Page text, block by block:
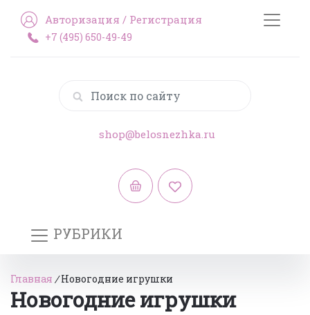
Авторизация / Регистрация
+7 (495) 650-49-49
shop@belosnezhka.ru
РУБРИКИ
Главная /Новогодние игрушки
Новогодние игрушки